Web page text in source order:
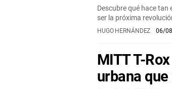
Descubre qué hace tan
ser la próxima
HUGO HERNÁNDEZ 06/
MITT T-
urbana